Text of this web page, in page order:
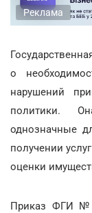
Реклама
о
нарушений
политики.
однозначные
получении
оценки
Приказ ФГИ